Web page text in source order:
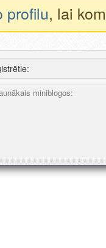
profilu, lai
miniblogos: